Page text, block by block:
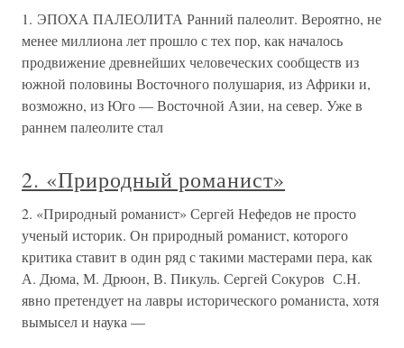
1. ЭПОХА ПАЛЕОЛИТА Ранний палеолит. Вероятно, не
менее миллиона лет прошло с тех пор, как началось
продвижение древнейших человеческих сообществ из
южной половины Восточного полушария, из Африки и,
возможно, из Юго — Восточной Азии, на север. Уже в
раннем палеолите стал
2. «Природный романист»
2. «Природный романист» Сергей Нефедов не просто
ученый историк. Он природный романист, которого
критика ставит в один ряд с такими мастерами пера, как
А. Дюма, М. Дрюон, В. Пикуль. Сергей Сокуров С.Н.
явно претендует на лавры исторического романиста, хотя
вымысел и наука —